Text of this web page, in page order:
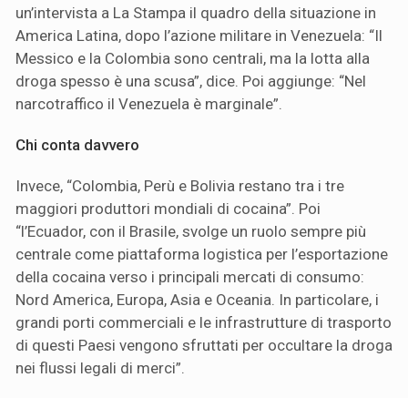
un’intervista a La Stampa il quadro della situazione in
America Latina, dopo l’azione militare in Venezuela: “Il
Messico e la Colombia sono centrali, ma la lotta alla
droga spesso è una scusa”, dice. Poi aggiunge: “Nel
narcotraffico il Venezuela è marginale”.
Chi conta davvero
Invece, “Colombia, Perù e Bolivia restano tra i tre
maggiori produttori mondiali di cocaina”. Poi
“l’Ecuador, con il Brasile, svolge un ruolo sempre più
centrale come piattaforma logistica per l’esportazione
della cocaina verso i principali mercati di consumo:
Nord America, Europa, Asia e Oceania. In particolare, i
grandi porti commerciali e le infrastrutture di trasporto
di questi Paesi vengono sfruttati per occultare la droga
nei flussi legali di merci”.